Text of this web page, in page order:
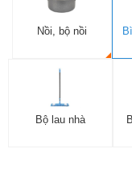
Nồi, bộ nồi
Bộ lau nhà